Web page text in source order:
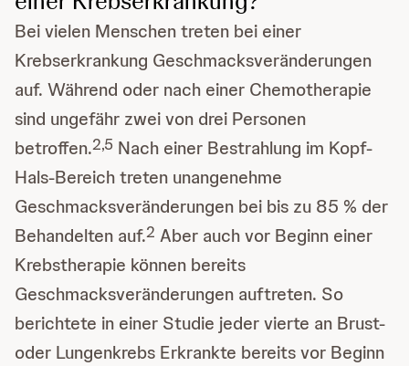
Bei vielen Menschen treten bei einer
Krebserkrankung Geschmacksveränderungen
auf. Während oder nach einer Chemotherapie
sind ungefähr zwei von drei Personen
betroffen.2,5 Nach einer Bestrahlung im Kopf-
Hals-Bereich treten unangenehme
Geschmacksveränderungen bei bis zu 85 % der
Behandelten auf.2 Aber auch vor Beginn einer
Krebstherapie können bereits
Geschmacksveränderungen auftreten. So
berichtete in einer Studie jeder vierte an Brust-
oder Lungenkrebs Erkrankte bereits vor Beginn